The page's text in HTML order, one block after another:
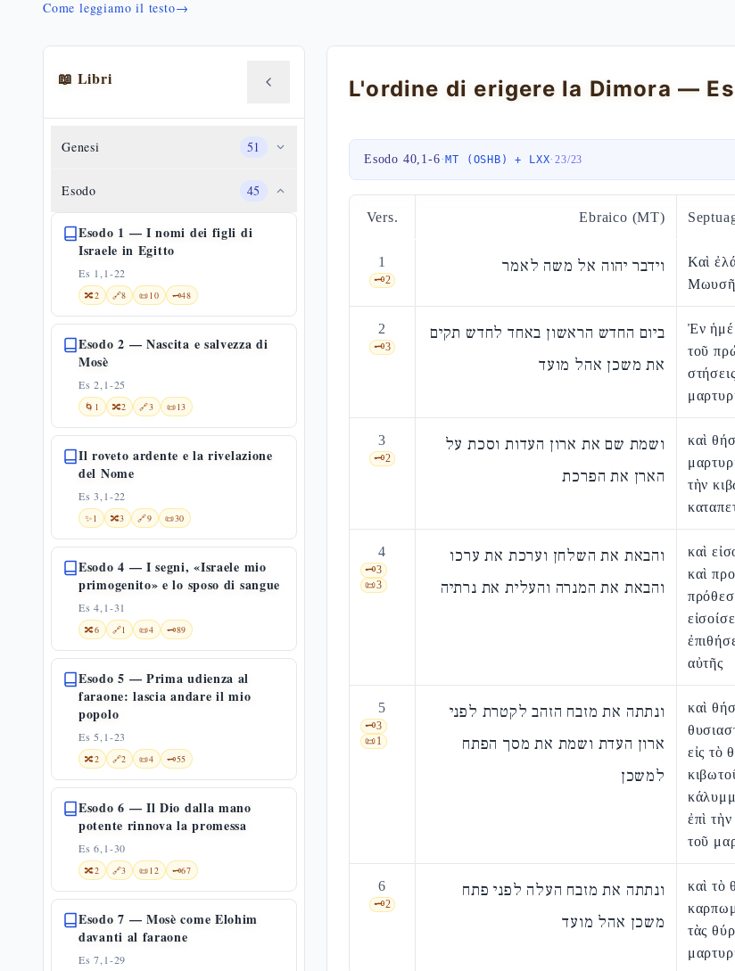
Come leggiamo il testo→
📖 Libri
Genesi 51
Esodo 45
Esodo 1 — I nomi dei figli di
Israele in Egitto
Es 1,1-22
🔀2 🔗8 📜10 🗝️48
Esodo 2 — Nascita e salvezza di
Mosè
Es 2,1-25
🌀 1 🔀2 🔗3 📜13
Il roveto ardente e la rivelazione
del Nome
Es 3,1-22
✨1 🔀3 🔗9 📜30
Esodo 4 — I segni, «Israele mio
primogenito» e lo sposo di sangue
Es 4,1-31
🔀6 🔗1 📜4 🗝️89
Esodo 5 — Prima udienza al
faraone: lascia andare il mio
popolo
Es 5,1-23
🔀2 🔗2 📜4 🗝️55
Esodo 6 — Il Dio dalla mano
potente rinnova la promessa
Es 6,1-30
🔀2 🔗3 📜12 🗝️67
Esodo 7 — Mosè come Elohim
davanti al faraone
Es 7,1-29
L'ordine di erigere la Dimora —
Esodo 40,1-6·MT (OSHB) + LXX·23/23
Vers. Ebraico (MT)
1
🗝️2
וידבר יהוה אל משה לאמר
Καὶ
2
🗝️3
ביום החדש הראשון באחד לחדש תקים
את משכן אהל מועד
Ἐν
τοῦ
3
🗝️2
ושמת שם את ארון העדות וסכת על
הארן את הפרכת
καὶ
τὴν
4
🗝️3
📜3
והבאת את השלחן וערכת את ערכו
והבאת את המנרה והעלית את נרתיה
καὶ
καὶ
αὐτῆς
5
🗝️3
📜1
ונתתה את מזבח הזהב לקטרת לפני
ארון העדת ושמת את מסך הפתח
למשכן
καὶ
εἰς τὸ
ἐπὶ
τοῦ
6
🗝️2
ונתתה את מזבח העלה לפני פתח
משכן אהל מועד
καὶ τὸ
τὰς